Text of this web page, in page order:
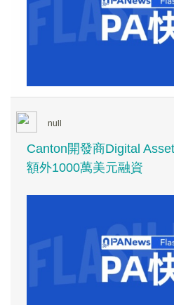
null
Canton開發商Digital
額外1000萬美元融資